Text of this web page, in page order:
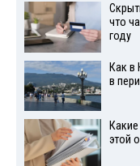
что
году
Как в
в
этой